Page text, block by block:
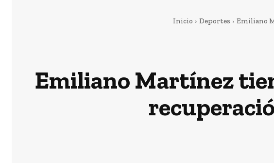
Inicio Deportes Emiliano
Emiliano Martínez